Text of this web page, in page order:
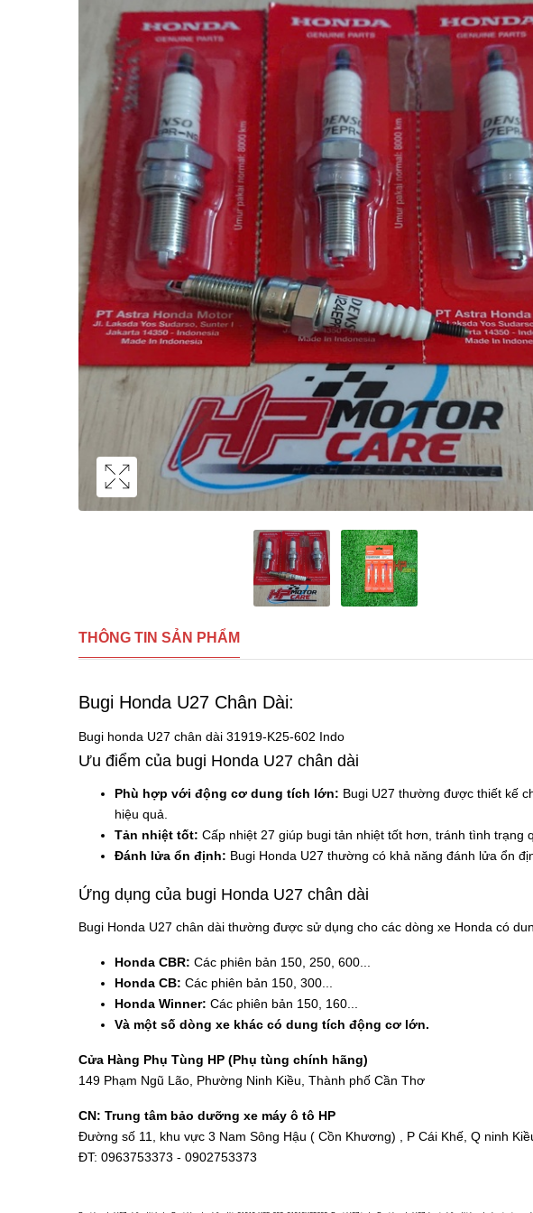
THÔNG TIN SẢN PHẨM
Bugi Honda U27 Chân Dài:
Bugi honda U27 chân dài 31919-K25-602 Indo
Ưu điểm của bugi Honda U27 chân dài
Phù hợp với động cơ dung tích lớn: Bugi U27 thường được thiết kế
hiệu quả.
Tản nhiệt tốt: Cấp nhiệt 27 giúp bugi tản nhiệt tốt hơn, tránh tình trạng
Đánh lửa ổn định: Bugi Honda U27 thường có khả năng đánh lửa ổn
Ứng dụng của bugi Honda U27 chân dài
Bugi Honda U27 chân dài thường được sử dụng cho các dòng xe Honda có
Honda CBR: Các phiên bản 150, 250, 600...
Honda CB: Các phiên bản 150, 300...
Honda Winner: Các phiên bản 150, 160...
Và một số dòng xe khác có dung tích động cơ lớn.
Cửa Hàng Phụ Tùng HP (Phụ tùng chính hãng)
149 Phạm Ngũ Lão, Phường Ninh Kiều, Thành phố Cần Thơ
CN: Trung tâm bảo dưỡng xe máy ô tô HP
Đường số 11, khu vực 3 Nam Sông Hậu ( Cồn Khương) , P Cái Khế, Q ninh
ĐT: 0963753373 - 0902753373